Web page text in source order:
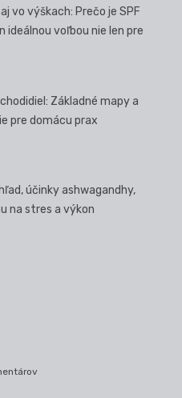
vo výškach: Prečo je SPF
ideálnou voľbou nie len pre
Základné mapy a
pre domácu prax
účinky ashwagandhy,
na stres a výkon